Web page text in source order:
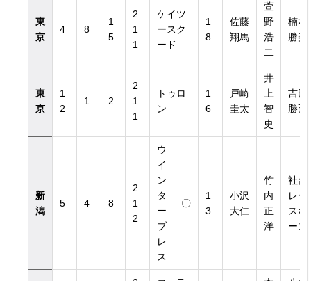
東
京
4 8
1
5
2
1
1
ケイツ
ースク
ード
1
8
佐藤
翔馬
萱
野
浩
二
楠本
勝美
東
京
1
2
1 2
2
1
1
トゥロ
ン
1
6
戸崎
圭太
井
上
智
史
吉田
勝己
新
潟
5 4 8
2
1
2
ウ
イ
ン
タ
ー
ブ
レ
ス
〇
1
3
小沢
大仁
竹
内
正
洋
社台
レー
スホ
ース